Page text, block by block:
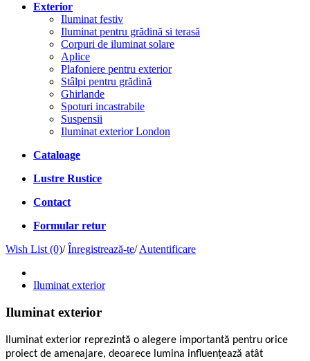
Exterior
Iluminat festiv
Iluminat pentru grădină si terasă
Corpuri de iluminat solare
Aplice
Plafoniere pentru exterior
Stâlpi pentru grădină
Ghirlande
Spoturi incastrabile
Suspensii
Iluminat exterior London
Cataloage
Lustre Rustice
Contact
Formular retur
Wish List (0)/ Înregistrează-te/ Autentificare
Iluminat exterior
Iluminat exterior
Iluminat exterior reprezintă o alegere importantă pentru orice
proiect de amenajare, deoarece lumina influențează atât